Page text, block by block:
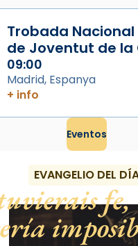
Trobada
de Joventut de la
09:00
Madrid, Espanya
+ info
Eventos
EVANGELIO DEL
fe,